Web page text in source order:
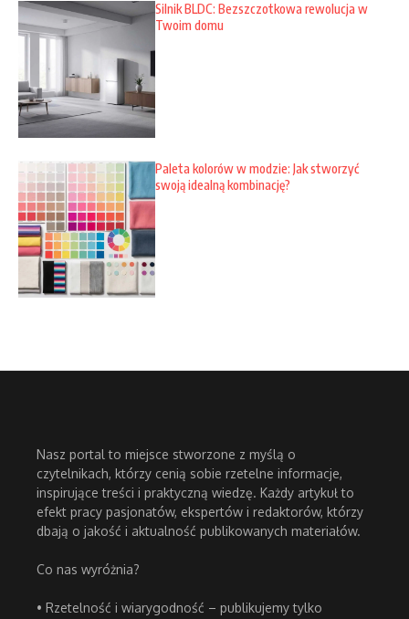
Silnik BLDC: Bezszczotkowa rewolucja w
Twoim domu
Paleta kolorów w modzie: Jak stworzyć
swoją idealną kombinację?
Nasz portal to miejsce stworzone z myślą o
czytelnikach, którzy cenią sobie rzetelne informacje,
inspirujące treści i praktyczną wiedzę. Każdy artykuł to
efekt pracy pasjonatów, ekspertów i redaktorów, którzy
dbają o jakość i aktualność publikowanych materiałów.
Co nas wyróżnia?
• Rzetelność i wiarygodność – publikujemy tylko